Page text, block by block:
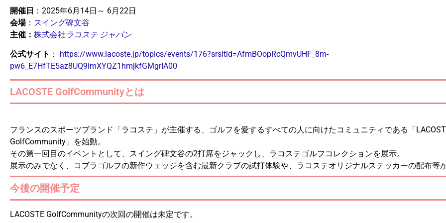
開催日 ：2025年6月14日～ 6月22日
会場： スイング碑文谷
主催： 株式会社 ラコステ ジャパン
公式サイト ： https://www.lacoste.jp/topics/events/176?srsltid=AfmBOopRcQmvUHF_8m-
pw6_E7HfTE5az8UQ9imXYQZ1hmjkfGMgrIA00
LACOSTE GolfCommunityとは
フランスのスポーツブランド「ラコステ」が主催する、ゴルフを愛するすべての人に向けたコミュニティである「
GolfCommunity」を始動。
その第一回目のイベントとして、スイング碑文谷の2打席をジャックし、ラコステゴルフコレクションを展示。
展示のみでなく、コブラゴルフの新作ウェッジを含む最新クラブの試打体験や、ラコステオリジナルステッカーの配布等
今後の開催予定
LACOSTE GolfCommunityの次回の開催は未定です。